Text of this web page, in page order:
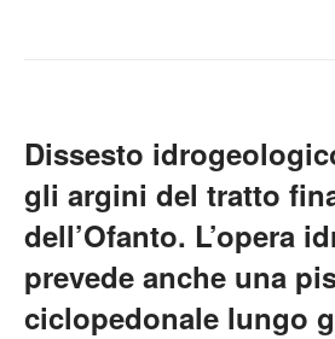
Dissesto
gli argini del tratto
dell’Ofanto. L’opera
prevede anche una
ciclopedonale lungo